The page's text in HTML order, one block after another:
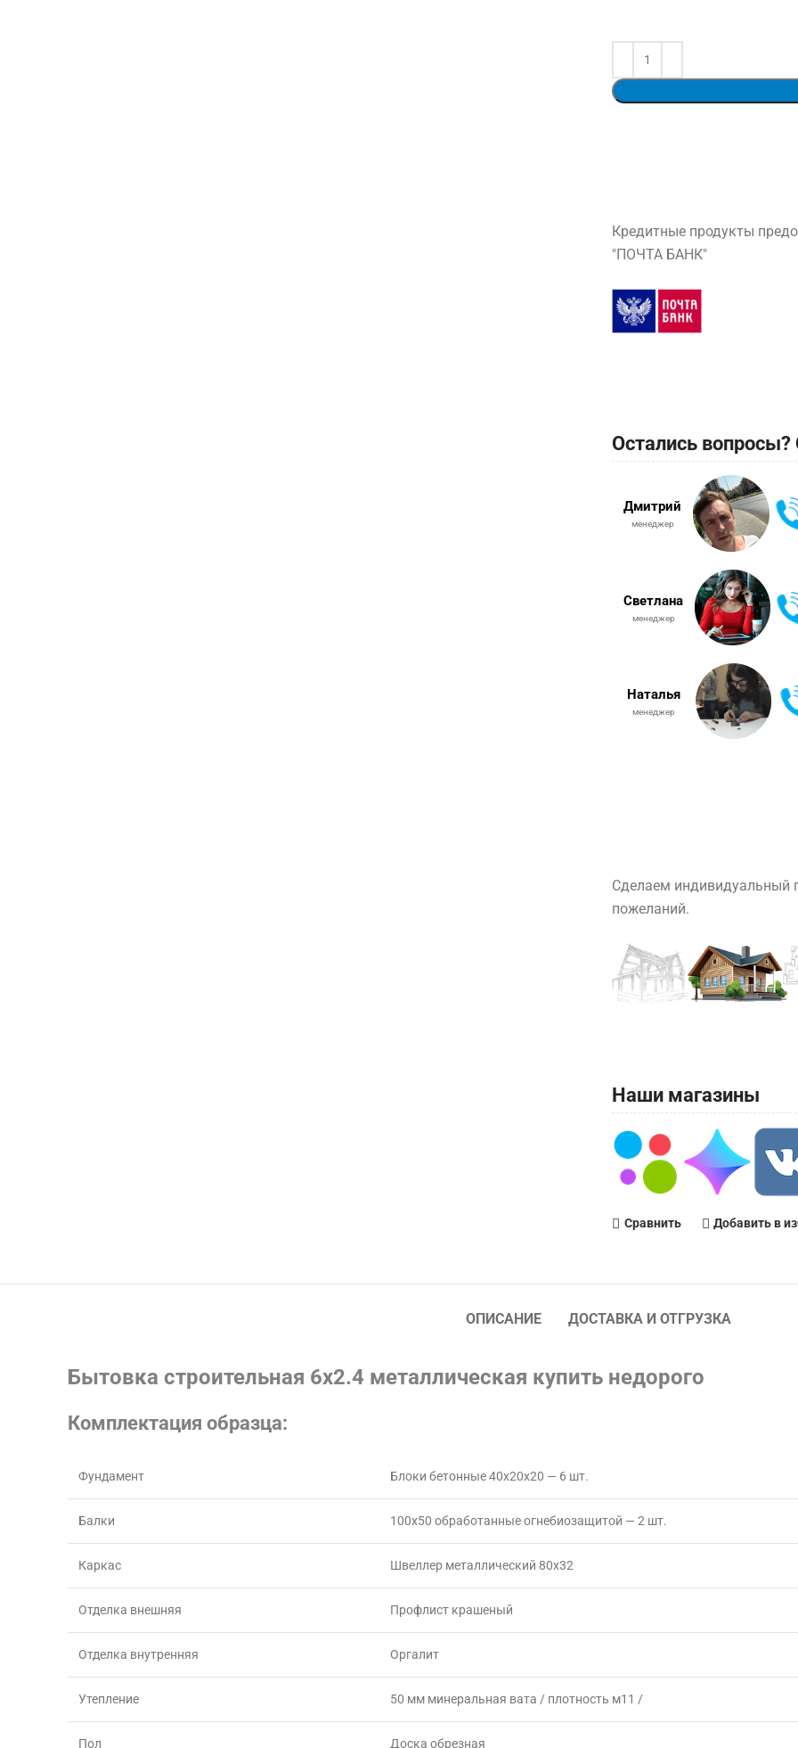
Кредитные продукты
"ПОЧТА БАНК"
Остались вопросы?
Дмитрий
менеджер
Светлана
менеджер
Наталья
менеджер
Сделаем индивидуальный
пожеланий.
Наши магазины
Сравнить Добавить в
ОПИСАНИЕ ДОСТАВКА И ОТГРУЗКА
Бытовка строительная 6х2.4 металлическая купить недорого
Комплектация образца:
Фундамент Блоки бетонные 40х20х20 — 6 шт.
Балки 100х50 обработанные огнебиозащитой — 2 шт.
Каркас Швеллер металлический 80х32
Отделка внешняя Профлист крашеный
Отделка внутренняя Оргалит
Утепление 50 мм минеральная вата / плотность м11 /
Пол Доска обрезная